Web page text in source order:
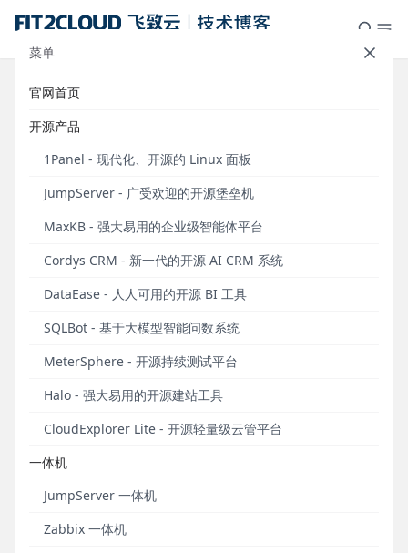
菜单
官网首页
开源产品
1Panel - 现代化、开源的 Linux 面板
JumpServer - 广受欢迎的开源堡垒机
MaxKB - 强大易用的企业级智能体平台
Cordys CRM - 新一代的开源 AI CRM 系统
DataEase - 人人可用的开源 BI 工具
SQLBot - 基于大模型智能问数系统
MeterSphere - 开源持续测试平台
Halo - 强大易用的开源建站工具
CloudExplorer Lite - 开源轻量级云管平台
一体机
JumpServer 一体机
Zabbix 一体机
如果有个DevOps能力坐标系，你的
团队会处在什么坐标？
团队落地的文章《
火热的DevOps如何在你的团队落
》。在这篇文章中提到DevOps落地的抓手是持续
今天，这篇文章则沿着这个路径继续深入讨论，希望
能够给团队领导者在落实DevOps实践时提供一个参照
为什么要尝试DevOps？
或许你希望了解团队为什么需要尝试DevOps实践，或
出。由于这篇文章的主题不是讨论尝试DevOps的必要
性，所以这里就不再展开叙述，而只引用Puppet Labs